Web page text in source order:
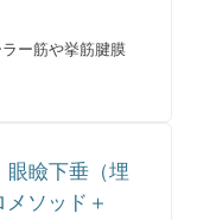
ー筋や挙筋腱膜
眼瞼下垂（埋
ソッド＋